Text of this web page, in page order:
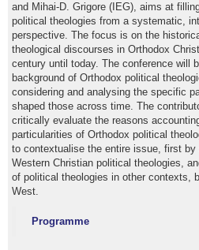
and Mihai-D. Grigore (IEG), aims at
political theologies from a systematic,
perspective. The focus is on the
theological discourses in Orthodox
century until today. The conference will
background of Orthodox political
considering and analysing the specific
shaped those across time. The
critically evaluate the reasons
particularities of Orthodox political
to contextualise the entire issue, first by
Western Christian political theologies,
of political theologies in other contexts,
West.
Programme